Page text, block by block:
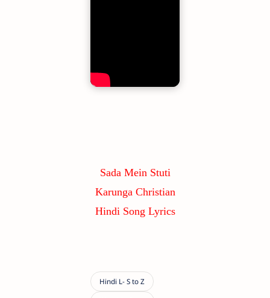
Sada Mein Stuti
Karunga Christian
Hindi Song Lyrics